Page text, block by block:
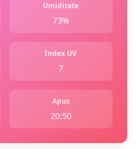
Umiditate
73%
Index UV
7
Apus
20:50